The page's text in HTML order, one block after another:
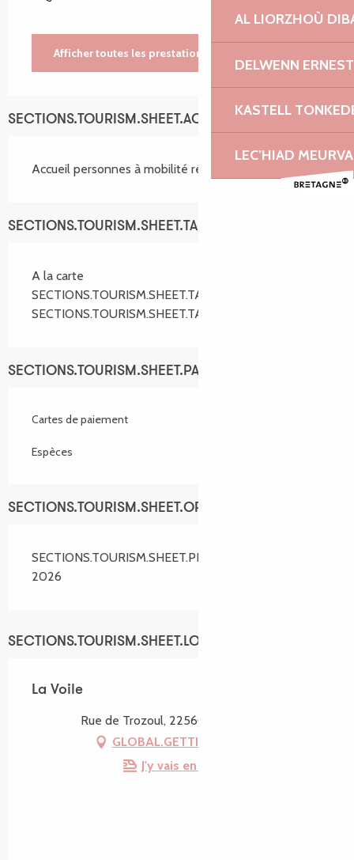
AL LIORZHOÙ
DELWENN
KASTELL
LEC’HIAD
Afficher toutes les prestations
SECTIONS.TOURISM.SHEET.ACCESSIBILITY_SERVICES
Accueil personnes à mobilité réduite
SECTIONS.TOURISM.SHEET.TARIFFS.TARIFFS
A la carte
SECTIONS.TOURISM.SHEET.TARIFFS.FROM
SECTIONS.TOURISM.SHEET.TARIFFS.TO
SECTIONS.TOURISM.SHEET.PAYMENTS_METHODS
Cartes de paiement
Espèces
SECTIONS.TOURISM.SHEET.OPENINGS
SECTIONS.TOURISM.SHEET.PERIODS.ALL_YEAR
2026
SECTIONS.TOURISM.SHEET.LOCATION
La Voile
Rue de Trozoul, 22560 Trébeurden
GLOBAL.GETTING_THERE
J'y vais en train !